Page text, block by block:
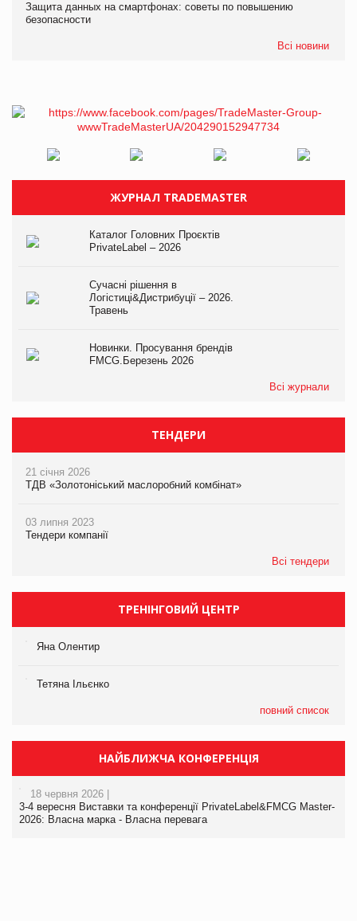
Защита данных на смартфонах: советы по повышению
безопасности
Всі новини
ЖУРНАЛ TRADEMASTER
Каталог Головних Проєктів
PrivateLabel – 2026
Сучасні рішення в
Логістиці&Дистрибуції – 2026.
Травень
Новинки. Просування брендів
FMCG.Березень 2026
Всі журнали
ТЕНДЕРИ
21 січня 2026
ТДВ «Золотоніський маслоробний комбінат»
03 липня 2023
Тендери компанії
Всі тендери
ТРЕНІНГОВИЙ ЦЕНТР
Яна Олентир
Тетяна Ільєнко
повний список
НАЙБЛИЖЧА КОНФЕРЕНЦІЯ
18 червня 2026 |
3-4 вересня Виставки та конференції PrivateLabel&FMCG Master-
2026: Власна марка - Власна перевага